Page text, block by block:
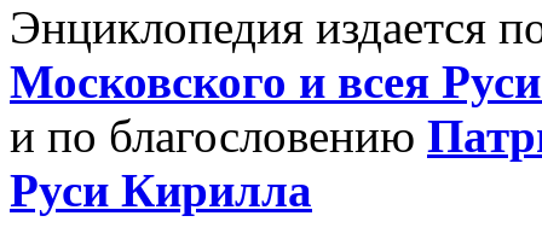
Энциклопедия издается
Московского и всея
и по благословению
Руси Кирилла